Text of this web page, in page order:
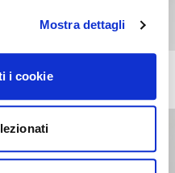
Mostra dettagli
i cookie